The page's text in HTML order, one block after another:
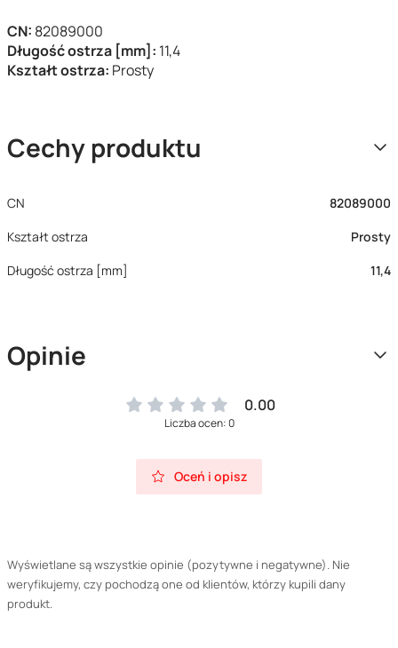
CN: 82089000
Długość ostrza [mm]: 11,4
Kształt ostrza: Prosty
Cechy produktu
CN
82089000
Kształt ostrza
Prosty
Długość ostrza [mm]
11,4
Opinie
0.00
Liczba ocen: 0
Oceń i opisz
Wyświetlane są wszystkie opinie (pozytywne i negatywne). Nie
weryfikujemy, czy pochodzą one od klientów, którzy kupili dany
produkt.